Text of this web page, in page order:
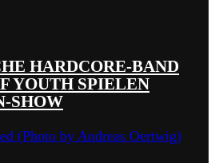
HARDCORE-BAND
YOUTH SPIELEN
SHOW